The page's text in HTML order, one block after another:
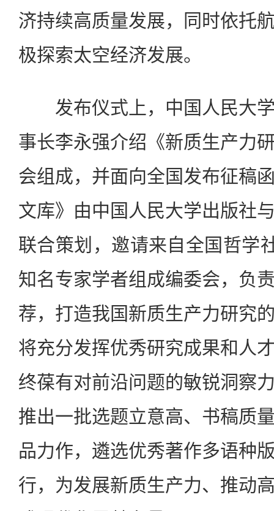
济持续高质量发展，同时依托
极探索太空经济发展。
发布仪式上，中国人民大学
事长李永强介绍《新质生产力
会组成，并面向全国发布征稿
文库》由中国人民大学出版社
联合策划，邀请来自全国哲学
知名专家学者组成编委会，负
荐，打造我国新质生产力研究
将充分发挥优秀研究成果和人
终葆有对前沿问题的敏锐洞察
推出一批选题立意高、书稿质
品力作，遴选优秀著作多语种
行，为发展新质生产力、推动